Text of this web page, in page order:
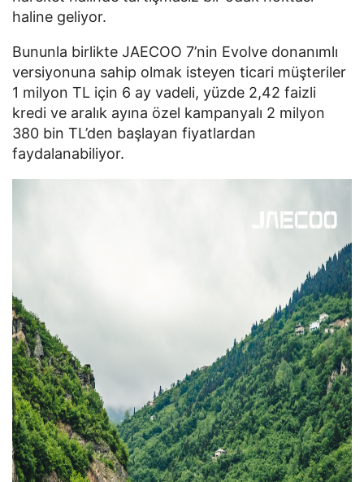
haline geliyor.
Bununla birlikte JAECOO 7’nin Evolve donanımlı
versiyonuna sahip olmak isteyen ticari müşteriler
1 milyon TL için 6 ay vadeli, yüzde 2,42 faizli
kredi ve aralık ayına özel kampanyalı 2 milyon
380 bin TL’den başlayan fiyatlardan
faydalanabiliyor.